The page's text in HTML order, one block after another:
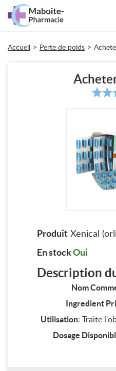
Accueil > Perte de poids >
ProduitXenical
En stockOui
Description
Nom
Ingredient
Utilisation: Traite
Dosage